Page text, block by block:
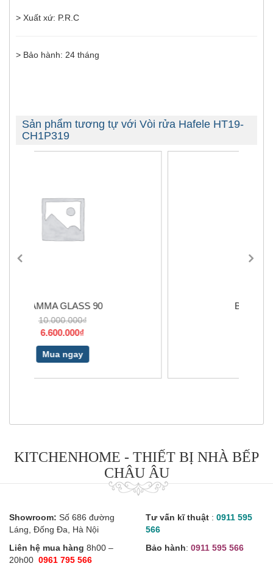
> Xuất xứ: P.R.C
> Bảo hành: 24 tháng
Sản phẩm tương tự với Vòi rửa Hafele HT19-
CH1P319
KITCHENHOME - THIẾT BỊ NHÀ BẾP
CHÂU ÂU
Showroom: Số 686 đường
Láng, Đống Đa, Hà Nội
Liên hệ mua hàng 8h00 –
20h00 0961 795 566
Tư vấn kĩ thuật : 0911 595
566
Bảo hành: 0911 595 566